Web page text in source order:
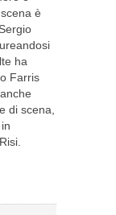
è
ha
Farris
di scena,